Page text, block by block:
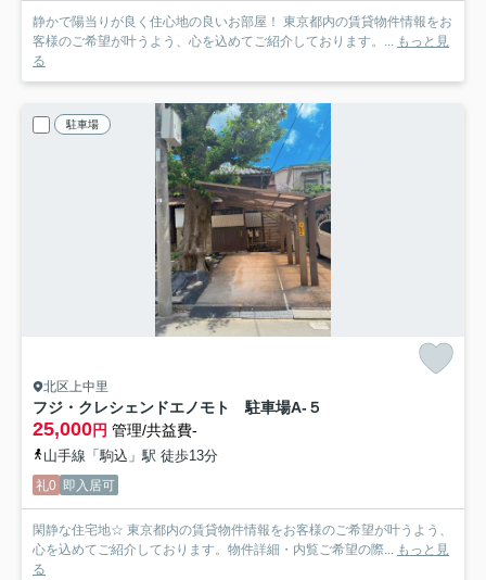
静かで陽当りが良く住心地の良いお部屋！ 東京都内の賃貸物件情報をお
客様のご希望が叶うよう、心を込めてご紹介しております。... もっと見
る
駐車場
北区上中里
フジ・クレシェンドエノモト 駐車場A-５
25,000円 管理/共益費-
山手線「駒込」駅 徒歩13分
礼0 即入居可
閑静な住宅地☆ 東京都内の賃貸物件情報をお客様のご希望が叶うよう、
心を込めてご紹介しております。物件詳細・内覧ご希望の際... もっと見
る